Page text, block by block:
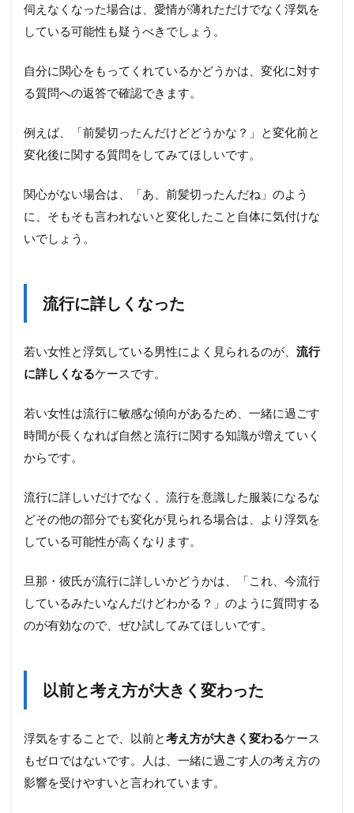
伺えなくなった場合は、愛情が薄れただけでなく浮気を
している可能性も疑うべきでしょう。
自分に関心をもってくれているかどうかは、変化に対す
る質問への返答で確認できます。
例えば、「前髪切ったんだけどどうかな？」と変化前と
変化後に関する質問をしてみてほしいです。
関心がない場合は、「あ、前髪切ったんだね」のよう
に、そもそも言われないと変化したこと自体に気付けな
いでしょう。
流行に詳しくなった
若い女性と浮気している男性によく見られるのが、 流行
に詳しくなるケースです。
若い女性は流行に敏感な傾向があるため、一緒に過ごす
時間が長くなれば自然と流行に関する知識が増えていく
からです。
流行に詳しいだけでなく、流行を意識した服装になるな
どその他の部分でも変化が見られる場合は、より浮気を
している可能性が高くなります。
旦那・彼氏が流行に詳しいかどうかは、「これ、今流行
しているみたいなんだけどわかる？」のように質問する
のが有効なので、ぜひ試してみてほしいです。
以前と考え方が大きく変わった
浮気をすることで、以前と考え方が大きく変わるケース
もゼロではないです。人は、一緒に過ごす人の考え方の
影響を受けやすいと言われています。